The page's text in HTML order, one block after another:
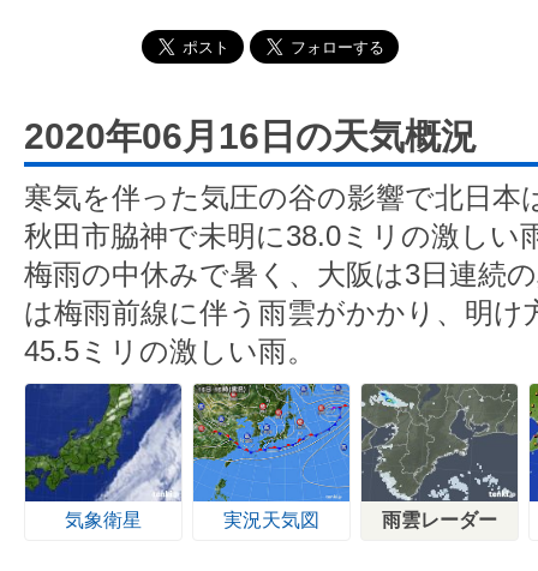
2020年06月16日の天気概況
寒気を伴った気圧の谷の影響で北日本
秋田市脇神で未明に38.0ミリの激しい
梅雨の中休みで暑く、大阪は3日連続
は梅雨前線に伴う雨雲がかかり、明け
45.5ミリの激しい雨。
気象衛星 実況天気図 雨雲レーダー